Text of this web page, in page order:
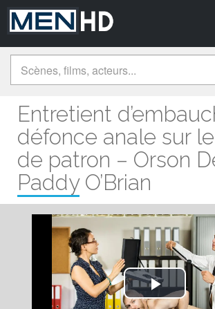
Entretient
défonce anale sur
de patron – Orson
Paddy O’Brian
Play